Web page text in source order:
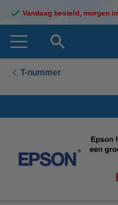
Vandaag besteld, morgen
T-nummer